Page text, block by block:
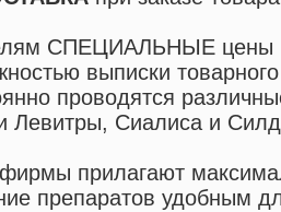
СПЕЦИАЛЬНЫЕ цены
выписки
проводятся
Левитры, Сиалиса и
прилагают
препаратов удобным